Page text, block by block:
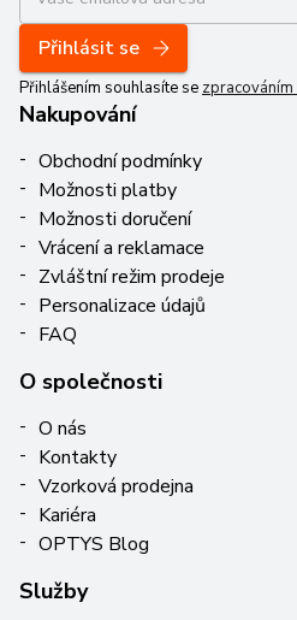
Přihlásit se
Přihlášením souhlasíte se
Nakupování
Obchodní podmínky
Možnosti platby
Možnosti doručení
Vrácení a reklamace
Zvláštní režim prodeje
Personalizace údajů
FAQ
O společnosti
O nás
Kontakty
Vzorková prodejna
Kariéra
OPTYS Blog
Služby